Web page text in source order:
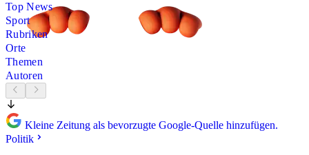
Top News
Sport
Rubriken
Orte
Themen
Autoren
Kleine Zeitung als bevorzugte Google-Quelle hinzufügen.
Politik